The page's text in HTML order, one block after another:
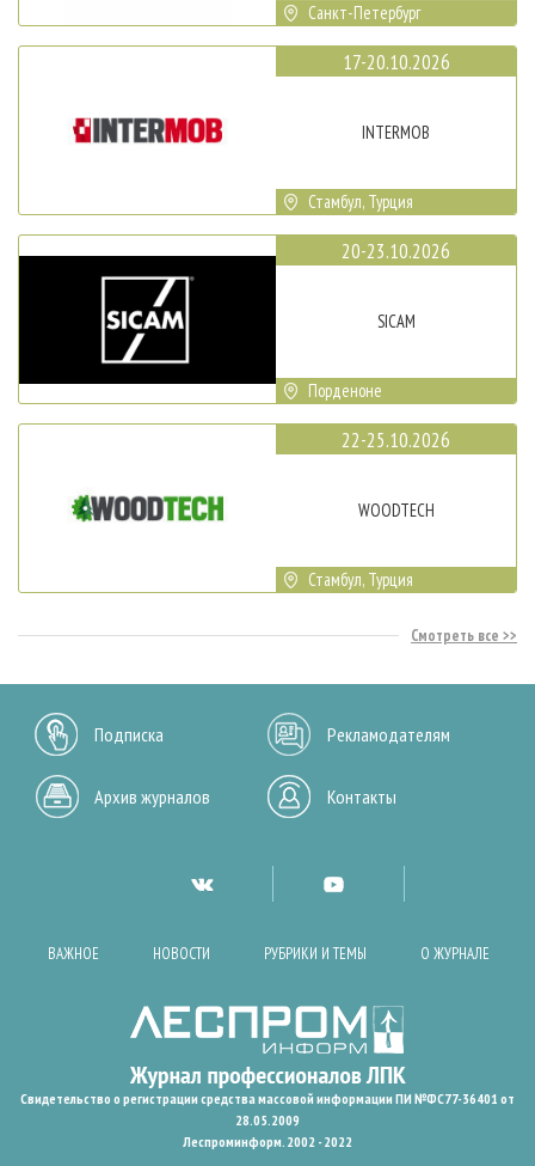
Санкт-Петербург
17-20.10.2026
INTERMOB
Стамбул, Турция
20-23.10.2026
SICAM
Порденоне
22-25.10.2026
WOODTECH
Стамбул, Турция
Смотреть все
Подписка Рекламодателям
Архив журналов Контакты
ВАЖНОЕ НОВОСТИ РУБРИКИ И ТЕМЫ О ЖУРНАЛЕ
Свидетельство о регистрации средства массовой информации ПИ №ФС77-36401 от
28.05.2009
Леспроминформ. 2002 - 2022